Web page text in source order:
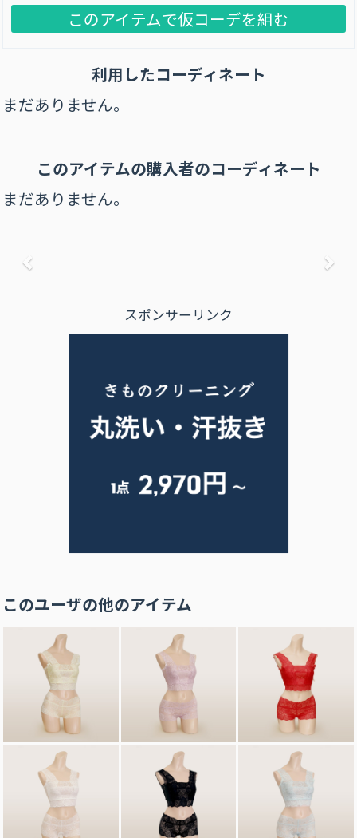
このアイテムで仮コーデを組む
利用したコーディネート
まだありません。
このアイテムの購⼊者のコーディネート
まだありません。
スポンサーリンク
このユーザの他のアイテム